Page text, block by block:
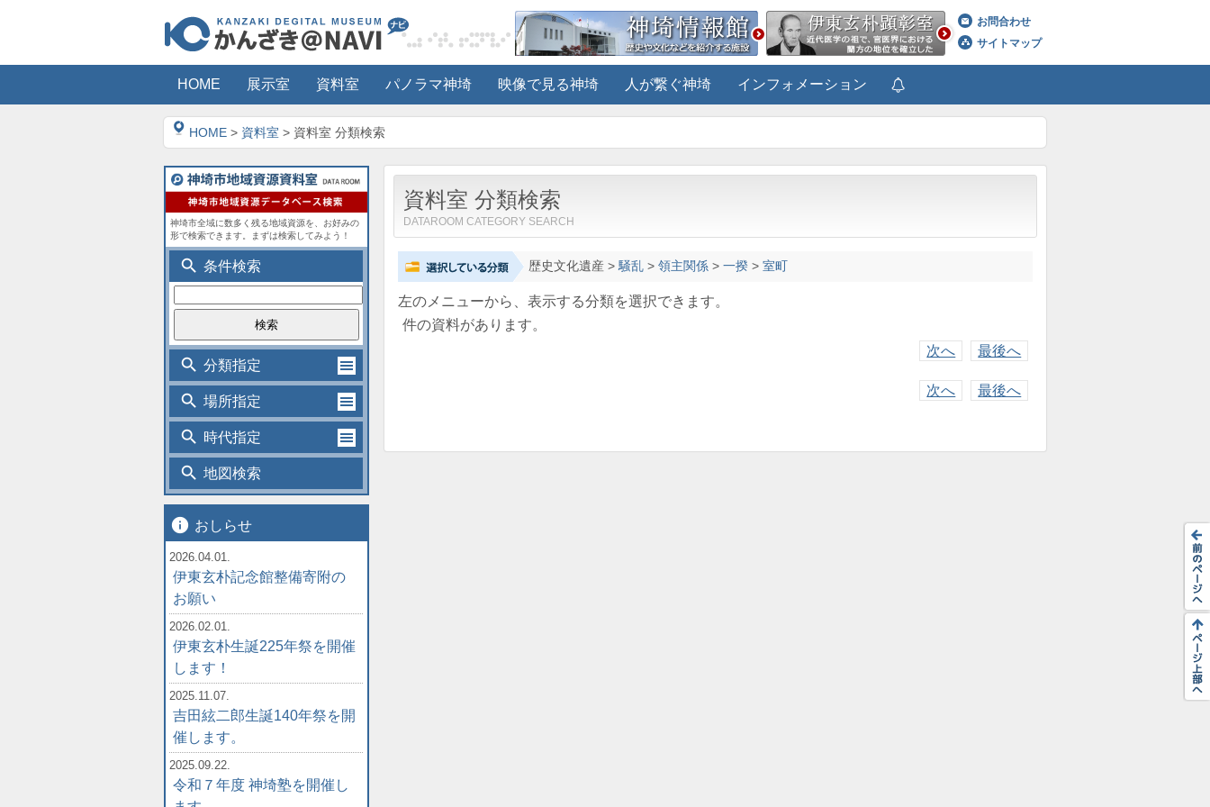
お問合わせ
サイトマップ
HOME 展示室 資料室 パノラマ神埼 映像で見る神埼 人が繋ぐ神埼 インフォメーション
HOME > 資料室 > 資料室 分類検索
資料室 分類検索
DATAROOM CATEGORY SEARCH
歴史文化遺産>騒乱> 領主関係> 一揆> 室町
左のメニューから、表示する分類を選択できます。
件の資料があります。
次へ
最後へ
次へ 最後へ
神埼市全域に数多く残る地域資源を、お好みの
形で検索できます。まずは検索してみよう！
search 条件検索
search 分類指定
search 場所指定
search 時代指定
search 地図検索
info おしらせ
2026.04.01.
伊東玄朴記念館整備寄附の
お願い
2026.02.01.
伊東玄朴生誕225年祭を開催
します！
2025.11.07.
吉田絃二郎生誕140年祭を開
催します。
2025.09.22.
令和７年度 神埼塾を開催し